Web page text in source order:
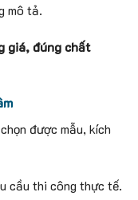
mô tả.
giá, đúng chất
được mẫu, kích
cầu thi công thực tế.